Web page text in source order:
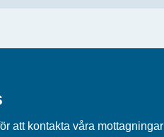
att kontakta våra mottagningar